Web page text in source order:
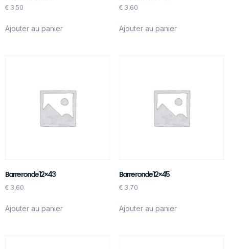
€ 3,50
Ajouter au panier
€3,60
Ajouter au panier
Barre ronde 12×43
€ 3,60
Ajouter au panier
Barre ronde 12×45
€3,70
Ajouter au panier